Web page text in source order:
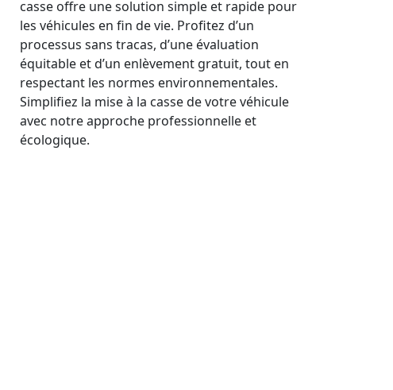
casse offre une solution simple et rapide pour
les véhicules en fin de vie. Profitez d’un
processus sans tracas, d’une évaluation
équitable et d’un enlèvement gratuit, tout en
respectant les normes environnementales.
Simplifiez la mise à la casse de votre véhicule
avec notre approche professionnelle et
écologique.